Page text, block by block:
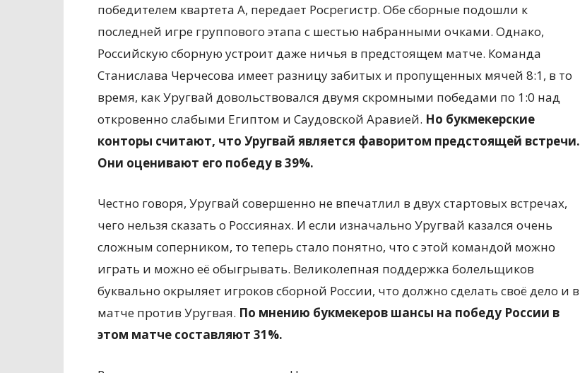
победителем квартета A, передает Росрегистр. Обе сборные подошли к
последней игре группового этапа с шестью набранными очками. Однако,
Российскую сборную устроит даже ничья в предстоящем матче. Команда
Станислава Черчесова имеет разницу забитых и пропущенных мячей 8:1, в то
время, как Уругвай довольствовался двумя скромными победами по 1:0 над
откровенно слабыми Египтом и Саудовской Аравией. Но букмекерские
конторы считают, что Уругвай является фаворитом предстоящей встречи.
Они оценивают его победу в 39%.
Честно говоря, Уругвай совершенно не впечатлил в двух стартовых встречах,
чего нельзя сказать о Россиянах. И если изначально Уругвай казался очень
сложным соперником, то теперь стало понятно, что с этой командой можно
играть и можно её обыгрывать. Великолепная поддержка болельщиков
буквально окрыляет игроков сборной России, что должно сделать своё дело и в
матче против Уругвая. По мнению букмекеров шансы на победу России в
этом матче составляют 31%.